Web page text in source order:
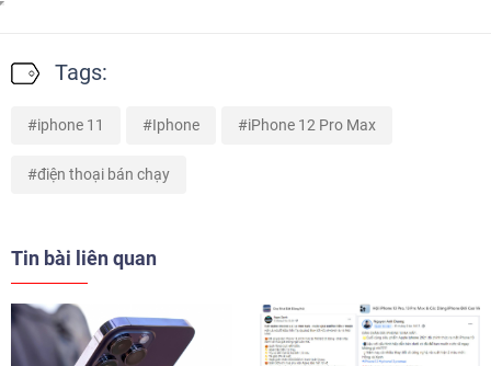
Tags:
iphone 11 Iphone iPhone 12 Pro Max
điện thoại bán chạy
Tin bài liên quan